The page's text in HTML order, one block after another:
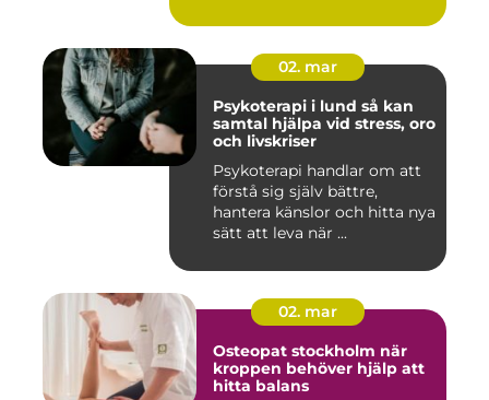
02. mar
Psykoterapi i lund så kan
samtal hjälpa vid stress, oro
och livskriser
Psykoterapi handlar om att
förstå sig själv bättre,
hantera känslor och hitta nya
sätt att leva när ...
02. mar
Osteopat stockholm när
kroppen behöver hjälp att
hitta balans